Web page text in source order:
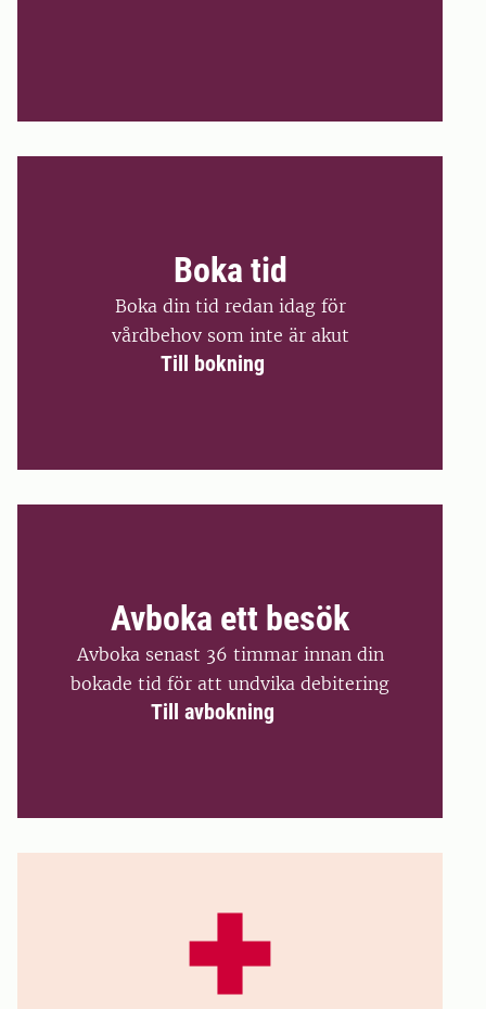
Boka tid
Boka din tid redan idag för
vårdbehov som inte är akut
Till bokning
Avboka ett besök
Avboka senast 36 timmar innan din
bokade tid för att undvika debitering
Till avbokning